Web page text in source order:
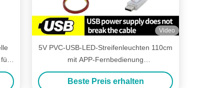
Video
5V PVC-USB-LED-Streifenleuchten 110cm
mit APP-Fernbedienung
Mehrfachbeleuchtung für die
Innenatmosphäre
Beste Preis erhalten